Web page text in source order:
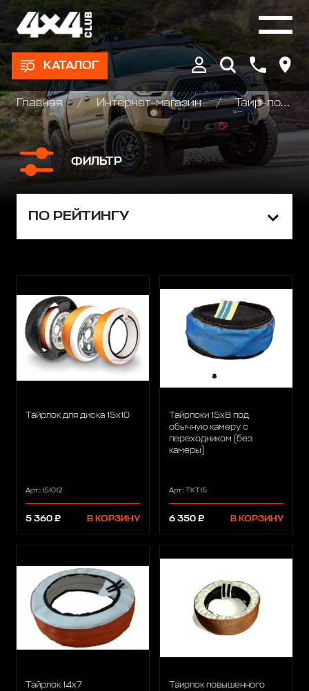
КАТАЛОГ
Главная Интернет-магазин Таир-локи
ФИЛЬТР
ПО РЕЙТИНГУ
Тайрлок для диска 15х10
Арт.: 151012
5 360 ₽ В КОРЗИНУ
Тайрлоки 15х8 под
обычную камеру с
переходником (без
камеры)
Арт.: TKT15
6 350 ₽ В КОРЗИНУ
Тайрлок 14х7
Таирлок повышенного